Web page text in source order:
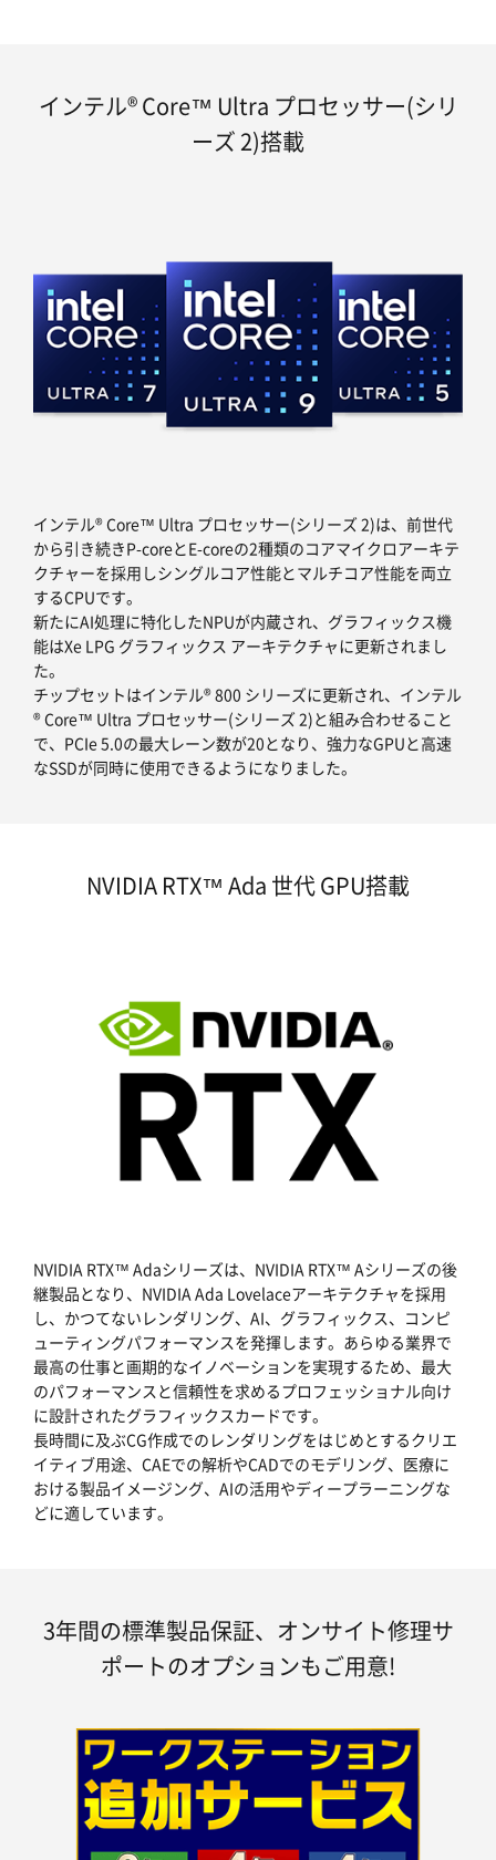
インテル® Core™ Ultra プロセッサー(シリ
ーズ 2)搭載
インテル® Core™ Ultra プロセッサー(シリーズ 2)は、前世代
から引き続きP-coreとE-coreの2種類のコアマイクロアーキテ
クチャーを採用しシングルコア性能とマルチコア性能を両立
するCPUです。
新たにAI処理に特化したNPUが内蔵され、グラフィックス機
能はXe LPG グラフィックス アーキテクチャに更新されまし
た。
チップセットはインテル® 800 シリーズに更新され、インテル
® Core™ Ultra プロセッサー(シリーズ 2)と組み合わせること
で、PCIe 5.0の最大レーン数が20となり、強力なGPUと高速
なSSDが同時に使用できるようになりました。
NVIDIA RTX™ Ada 世代 GPU搭載
NVIDIA RTX™ Adaシリーズは、NVIDIA RTX™ Aシリーズの後
継製品となり、NVIDIA Ada Lovelaceアーキテクチャを採用
し、かつてないレンダリング、AI、グラフィックス、コンピ
ューティングパフォーマンスを発揮します。あらゆる業界で
最高の仕事と画期的なイノベーションを実現するため、最大
のパフォーマンスと信頼性を求めるプロフェッショナル向け
に設計されたグラフィックスカードです。
長時間に及ぶCG作成でのレンダリングをはじめとするクリエ
イティブ用途、CAEでの解析やCADでのモデリング、医療に
おける製品イメージング、AIの活用やディープラーニングな
どに適しています。
3年間の標準製品保証、オンサイト修理サ
ポートのオプションもご用意!